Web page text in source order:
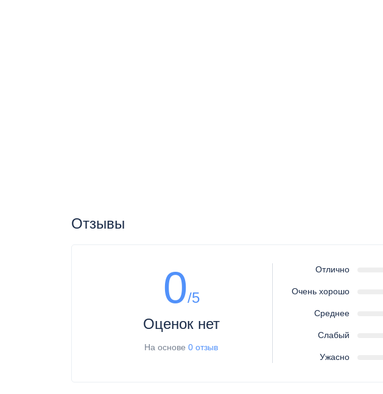
Отзывы
0/5
Оценок нет
На основе0 отзыв
Отлично
Очень хорошо
Среднее
Слабый
Ужасно